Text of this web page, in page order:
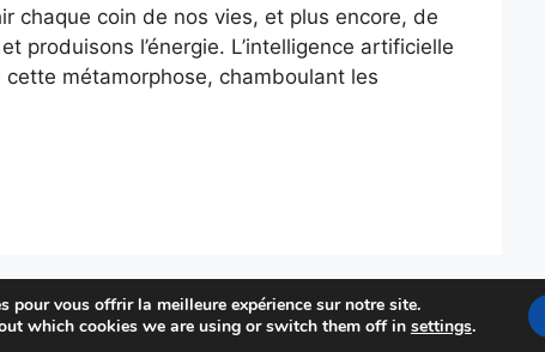
chaque coin de nos vies, et plus encore, de
produisons l’énergie. L’intelligence artificielle
cette métamorphose, chamboulant les
2026 Economie Solaire• Construit avecGeneratePress
pour vous offrir la meilleure expérience sur notre site.
which cookies we are using or switch them off in settings.